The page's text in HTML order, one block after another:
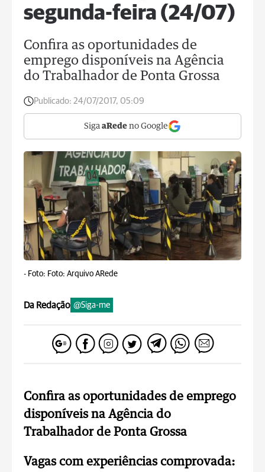
segunda-feira (24/07)
Confira as oportunidades de
emprego disponíveis na Agência
do Trabalhador de Ponta Grossa
Publicado: 24/07/2017, 05:09
Siga aRede no Google
- Foto: Foto: Arquivo ARede
Da Redação @Siga-me
Confira as oportunidades de emprego
disponíveis na Agência do
Trabalhador de Ponta Grossa
Vagas com experiências comprovada: